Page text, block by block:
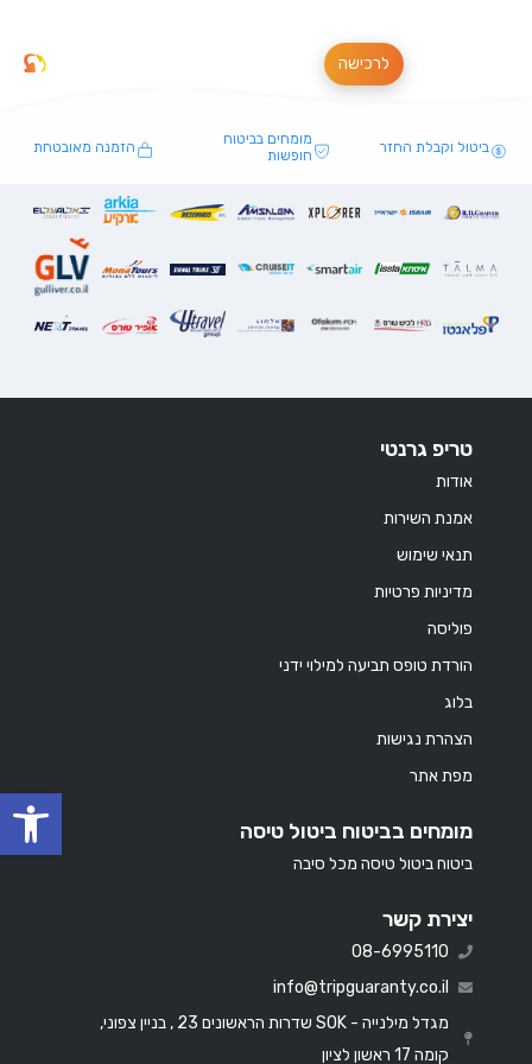
לרכישה
ביטול וקבלת החזר
מומחים בביטוח
חופשות
הזמנה מאובטחת
טריפ גרנטי
אודות
אמנת השירות
תנאי שימוש
מדיניות פרטיות
פוליסה
הורדת טופס תביעה למילוי ידני
בלוג
הצהרת נגישות
מפת אתר
מומחים בביטוח ביטול טיסה
ביטוח ביטול טיסה מכל סיבה
יצירת קשר
08-6995110
info@tripguaranty.co.il
מגדל מילנייה - SOK שדרות הראשונים 23 , בניין צפוני,
קומה 17 ראשון לציון